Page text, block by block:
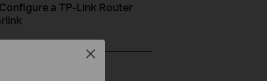
a TP-Link Router
Close